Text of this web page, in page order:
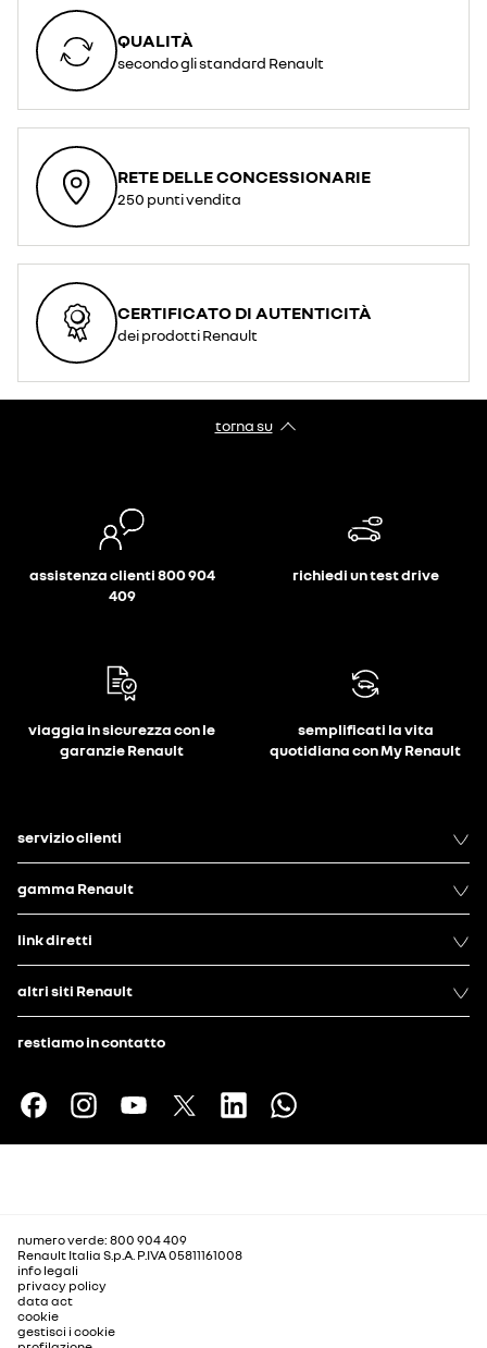
QUALITÀ
secondo gli standard Renault
RETE DELLE CONCESSIONARIE
250 punti vendita
CERTIFICATO DI AUTENTICITÀ
dei prodotti Renault
torna su
assistenza clienti 800 904
409
richiedi un test drive
viaggia in sicurezza con le
garanzie Renault
semplificati la vita
quotidiana con My Renault
servizio clienti
gamma Renault
link diretti
altri siti Renault
restiamo in contatto
numero verde: 800 904 409
Renault Italia S.p.A. P.IVA 05811161008
info legali
privacy policy
data act
cookie
gestisci i cookie